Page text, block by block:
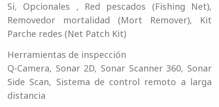
Si, Opcionales , Red pescados (Fishing Net),
Removedor mortalidad (Mort Remover), Kit
Parche redes (Net Patch Kit)
Herramientas de inspección
Q-Camera, Sonar 2D, Sonar Scanner 360, Sonar
Side Scan, Sistema de control remoto a larga
distancia